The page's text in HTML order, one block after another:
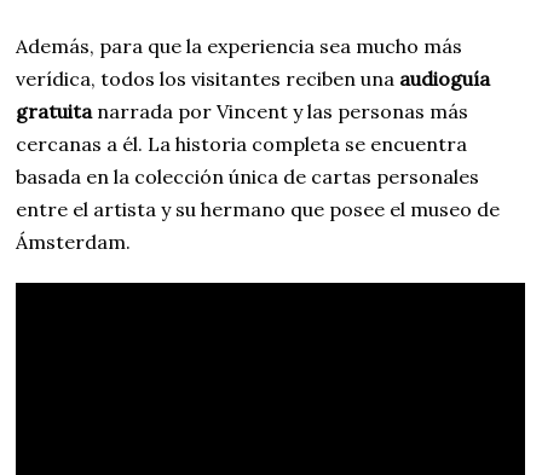
Además, para que la experiencia sea mucho más
verídica, todos los visitantes reciben una audioguía
gratuitanarrada por Vincent y las personas más
cercanas a él. La historia completa se encuentra
basada en la colección única de cartas personales
entre el artista y su hermano que posee el museo de
Ámsterdam.